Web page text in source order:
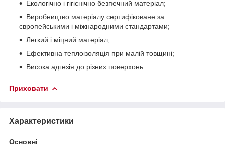
Екологічно і гігієнічно безпечний матеріал;
Виробництво матеріалу сертифіковане за
європейськими і міжнародними стандартами;
Легкий і міцний матеріал;
Ефективна теплоізоляція при малій товщині;
Висока адгезія до різних поверхонь.
Приховати
Характеристики
Основні